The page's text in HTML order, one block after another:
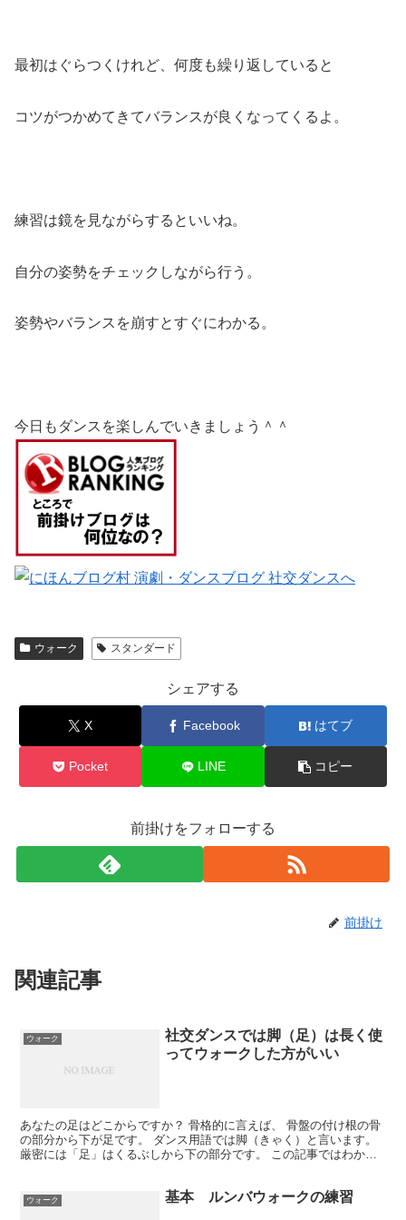
最初はぐらつくけれど、何度も繰り返していると
コツがつかめてきてバランスが良くなってくるよ。
練習は鏡を見ながらするといいね。
自分の姿勢をチェックしながら行う。
姿勢やバランスを崩すとすぐにわかる。
今日もダンスを楽しんでいきましょう＾＾
ウォーク スタンダード
シェアする
X Facebook はてブ
Pocket LINE コピー
前掛けをフォローする
前掛け
関連記事
ウォーク
社交ダンスでは脚（足）は長く使
ってウォークした方がいい
あなたの足はどこからですか？ 骨格的に言えば、 骨盤の付け根の骨
の部分から下が足です。 ダンス用語では脚（きゃく）と言います。
厳密には「足」はくるぶしから下の部分です。 この記事ではわかり
ウォーク 基本 ルンバウォークの練習